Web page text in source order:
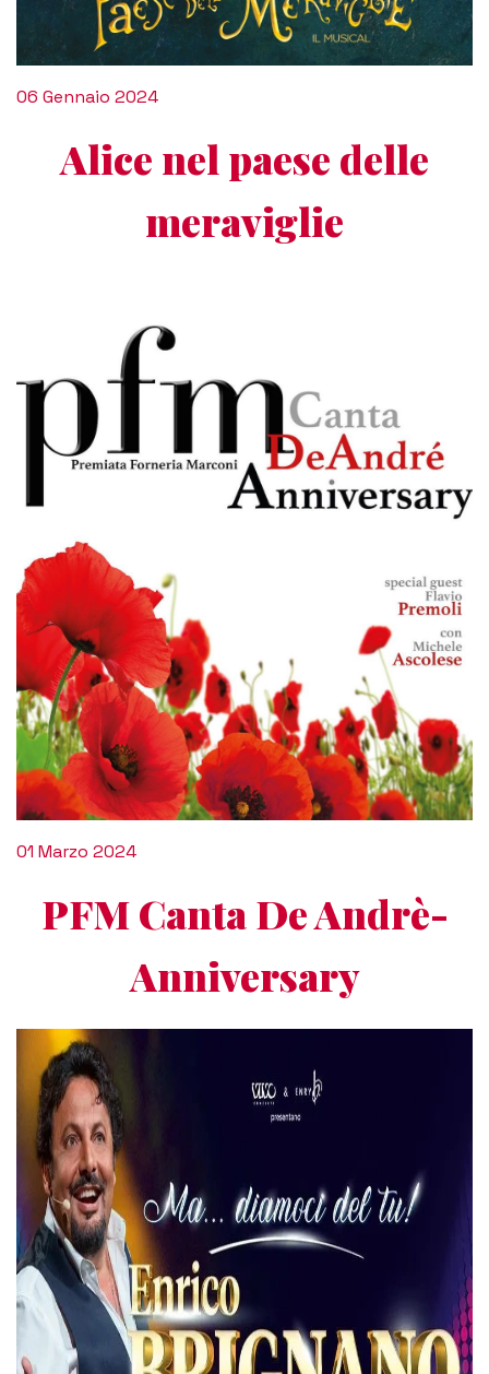
06 Gennaio 2024
Alice nel paese delle
meraviglie
01 Marzo 2024
PFM Canta De Andrè-
Anniversary